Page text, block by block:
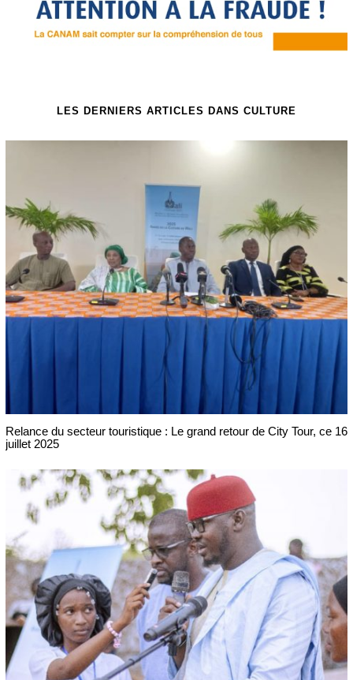
LES DERNIERS ARTICLES DANS CULTURE
Relance du secteur touristique : Le grand retour de City Tour, ce 16
juillet 2025